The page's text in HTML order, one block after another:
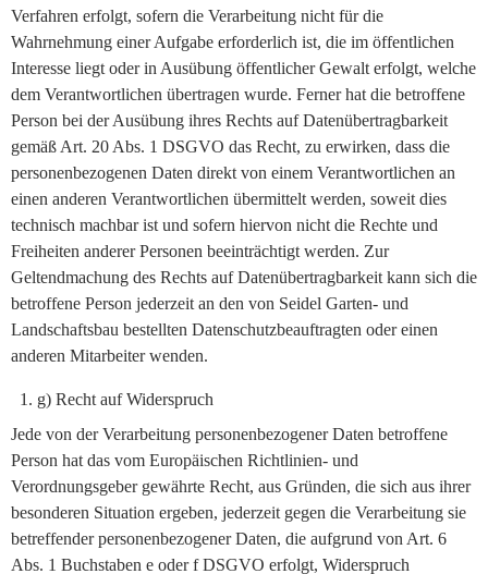
Verfahren erfolgt, sofern die Verarbeitung nicht für die
Wahrnehmung einer Aufgabe erforderlich ist, die im öffentlichen
Interesse liegt oder in Ausübung öffentlicher Gewalt erfolgt, welche
dem Verantwortlichen übertragen wurde. Ferner hat die betroffene
Person bei der Ausübung ihres Rechts auf Datenübertragbarkeit
gemäß Art. 20 Abs. 1 DSGVO das Recht, zu erwirken, dass die
personenbezogenen Daten direkt von einem Verantwortlichen an
einen anderen Verantwortlichen übermittelt werden, soweit dies
technisch machbar ist und sofern hiervon nicht die Rechte und
Freiheiten anderer Personen beeinträchtigt werden. Zur
Geltendmachung des Rechts auf Datenübertragbarkeit kann sich die
betroffene Person jederzeit an den von Seidel Garten- und
Landschaftsbau bestellten Datenschutzbeauftragten oder einen
anderen Mitarbeiter wenden.
g) Recht auf Widerspruch
Jede von der Verarbeitung personenbezogener Daten betroffene
Person hat das vom Europäischen Richtlinien- und
Verordnungsgeber gewährte Recht, aus Gründen, die sich aus ihrer
besonderen Situation ergeben, jederzeit gegen die Verarbeitung sie
betreffender personenbezogener Daten, die aufgrund von Art. 6
Abs. 1 Buchstaben e oder f DSGVO erfolgt, Widerspruch